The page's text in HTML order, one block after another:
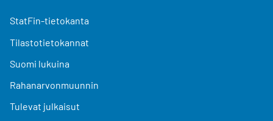
StatFin-tietokanta
Tilastotietokannat
Suomi lukuina
Rahanarvonmuunnin
Tulevat julkaisut